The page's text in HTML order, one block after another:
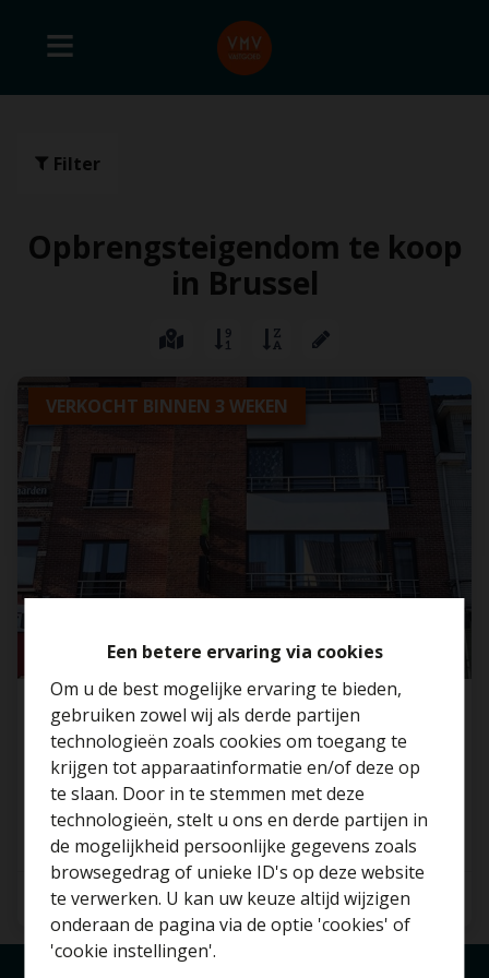
Een betere ervaring via cookies
Om u de best mogelijke ervaring te bieden,
gebruiken zowel wij als derde partijen
technologieën zoals cookies om toegang te
krijgen tot apparaatinformatie en/of deze op
te slaan. Door in te stemmen met deze
technologieën, stelt u ons en derde partijen in
de mogelijkheid persoonlijke gegevens zoals
browsegedrag of unieke ID's op deze website
te verwerken. U kan uw keuze altijd wijzigen
onderaan de pagina via de optie 'cookies' of
'cookie instellingen'.
Filter
Opbrengsteigendom te koop
in Brussel
VERKOCHT BINNEN 3 WEKEN
TOP INVESTERING: 7 app + apotheek +
schoonheidssalon, netto rend 4,95%
1020 Brussel
9 7 1222 m²
Benieuwd naar de
waarde van je huis?
Gratis schatting